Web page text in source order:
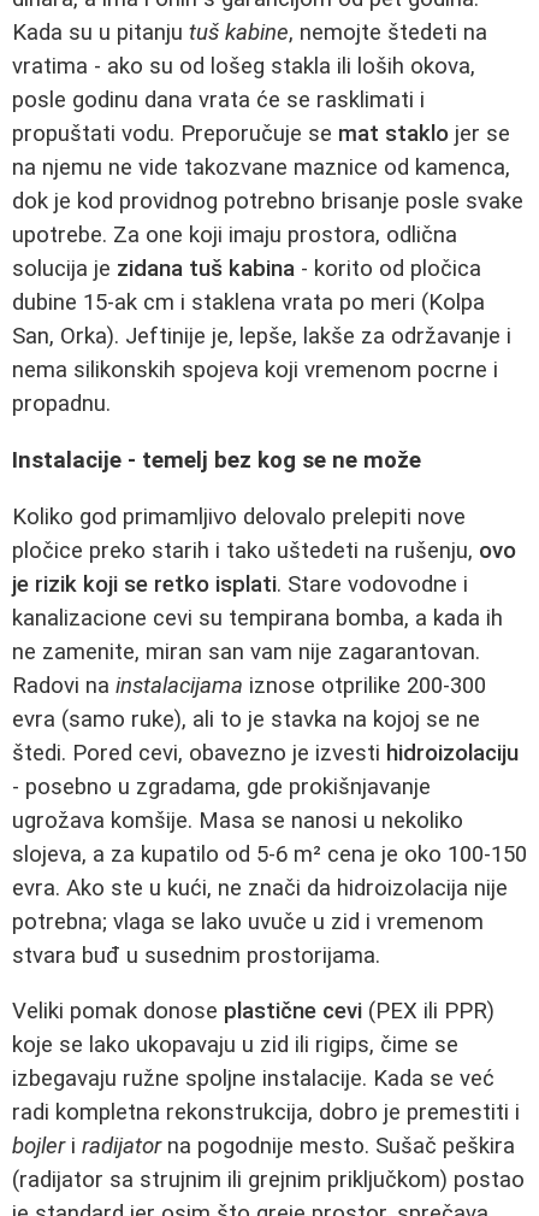
Kada su u pitanju tuš kabine, nemojte štedeti na
vratima - ako su od lošeg stakla ili loših okova,
posle godinu dana vrata će se rasklimati i
propuštati vodu. Preporučuje se mat staklo jer se
na njemu ne vide takozvane maznice od kamenca,
dok je kod providnog potrebno brisanje posle svake
upotrebe. Za one koji imaju prostora, odlična
solucija je zidana tuš kabina - korito od pločica
dubine 15-ak cm i staklena vrata po meri (Kolpa
San, Orka). Jeftinije je, lepše, lakše za održavanje i
nema silikonskih spojeva koji vremenom pocrne i
propadnu.
Instalacije - temelj bez kog se ne može
Koliko god primamljivo delovalo prelepiti nove
pločice preko starih i tako uštedeti na rušenju, ovo
je rizik koji se retko isplati. Stare vodovodne i
kanalizacione cevi su tempirana bomba, a kada ih
ne zamenite, miran san vam nije zagarantovan.
Radovi na instalacijama iznose otprilike 200-300
evra (samo ruke), ali to je stavka na kojoj se ne
štedi. Pored cevi, obavezno je izvesti hidroizolaciju
- posebno u zgradama, gde prokišnjavanje
ugrožava komšije. Masa se nanosi u nekoliko
slojeva, a za kupatilo od 5-6 m² cena je oko 100-150
evra. Ako ste u kući, ne znači da hidroizolacija nije
potrebna; vlaga se lako uvuče u zid i vremenom
stvara buđ u susednim prostorijama.
Veliki pomak donose plastične cevi (PEX ili PPR)
koje se lako ukopavaju u zid ili rigips, čime se
izbegavaju ružne spoljne instalacije. Kada se već
radi kompletna rekonstrukcija, dobro je premestiti i
bojleri radijatorna pogodnije mesto. Sušač peškira
(radijator sa strujnim ili grejnim priključkom) postao